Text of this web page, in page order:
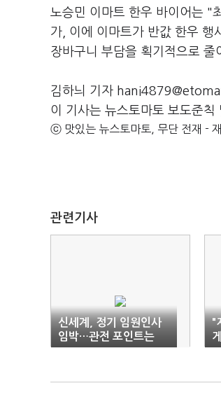
노승민 이마트 한우 바이어는 "
가, 이에 이마트가 반값 한우 행
장바구니 부담을 획기적으로 줄
김하늬 기자
이 기사는 뉴스토마토 보도준칙
ⓒ 맛있는 뉴스토마토, 무단 전재 - 재
관련기사
신세계, 정기 임원인사
임박…관전 포인트는
"